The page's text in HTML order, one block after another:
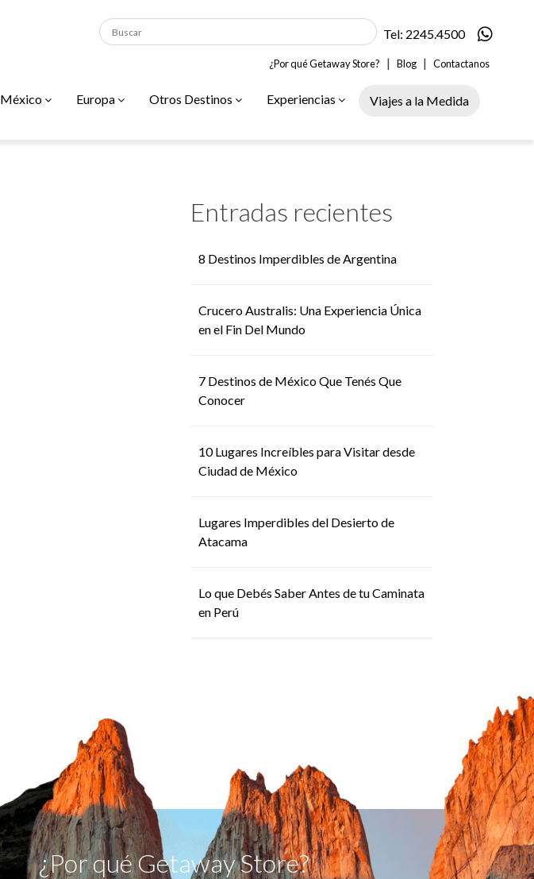
Tel: 2245.4500
¿Por qué Getaway Store? | Blog | Contactanos
México Europa Otros Destinos Experiencias Viajes a la Medida
Entradas recientes
8 Destinos Imperdibles de Argentina
Crucero Australis: Una Experiencia Única
en el Fin Del Mundo
7 Destinos de México Que Tenés Que
Conocer
10 Lugares Increíbles para Visitar desde
Ciudad de México
Lugares Imperdibles del Desierto de
Atacama
Lo que Debés Saber Antes de tu Caminata
en Perú
¿Por qué Getaway Store?